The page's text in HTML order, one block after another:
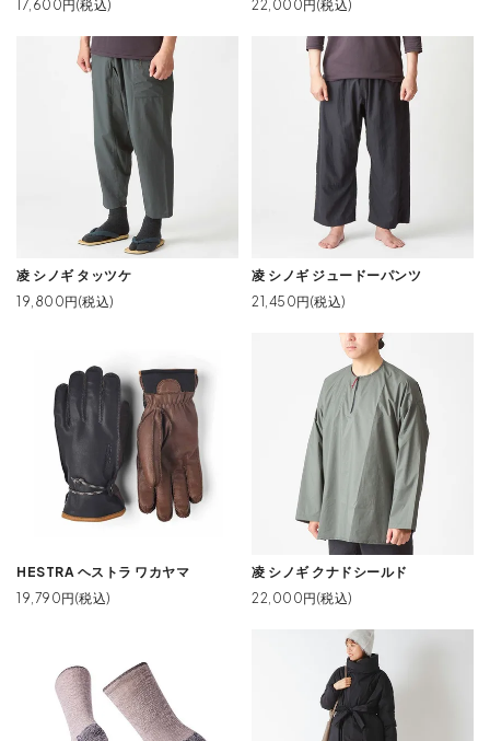
17,600円(税込) 22,000円(税込)
凌 シノギ タッツケ
19,800円(税込)
凌 シノギ ジュードーパンツ
21,450円(税込)
HESTRA ヘストラ ワカヤマ
19,790円(税込)
凌 シノギ クナドシールド
22,000円(税込)